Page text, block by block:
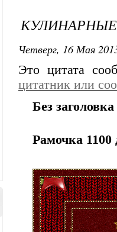
Четверг, 16 Мая
Это цитата
цитатник или
Без заголовка
Рамочка 1100